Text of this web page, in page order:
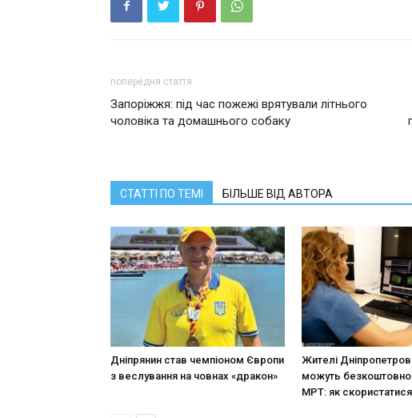
попередня стаття
Запоріжжя: під час пожежі врятували літнього
чоловіка та домашнього собаку
СТАТТІ ПО ТЕМІ БІЛЬШЕ ВІД АВТОРА
Дніпрянин став чемпіоном Європи
з веслування на човнах «дракон»
Жителі
можуть безкоштовно
МРТ: як